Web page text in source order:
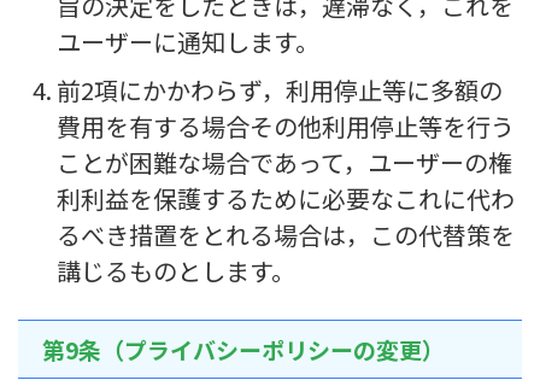
ユーザーに通知します。
前2項にかかわらず，利用停止等に多額の
費用を有する場合その他利用停止等を行う
ことが困難な場合であって，ユーザーの権
利利益を保護するために必要なこれに代わ
るべき措置をとれる場合は，この代替策を
講じるものとします。
第9条（プライバシーポリシーの変更）